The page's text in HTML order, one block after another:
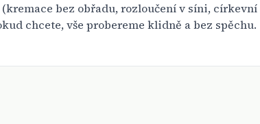
bez obřadu, rozloučení v síni, církevní
chcete, vše probereme klidně a bez spěchu.